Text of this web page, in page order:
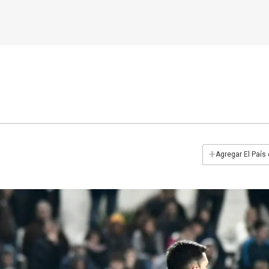
+Agregar El País